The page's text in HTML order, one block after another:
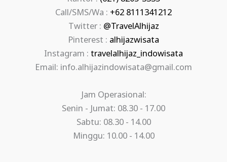
Call/SMS/Wa : +62 8111341212
Twitter : @TravelAlhijaz
Pinterest : alhijazwisata
Instagram : travelalhijaz_indowisata
Email: info.alhijazindowisata@gmail.com
Jam Operasional:
Senin - Jumat: 08.30 - 17.00
Sabtu: 08.30 - 14.00
Minggu: 10.00 - 14.00